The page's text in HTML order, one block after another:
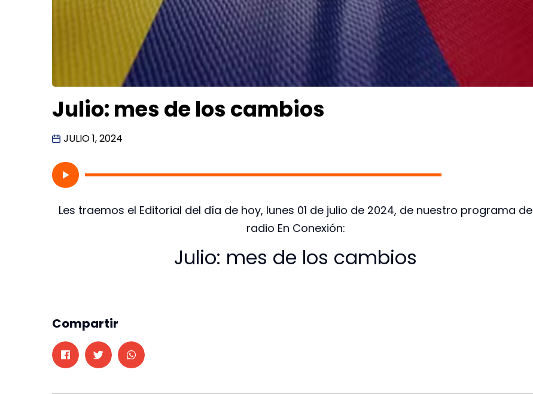
Julio: mes de los cambios
JULIO 1, 2024
Les traemos el Editorial del día de hoy, lunes 01 de julio de 2024, de nuestro programa de
radio En Conexión:
Julio: mes de los cambios
Compartir